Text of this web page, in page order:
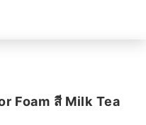
Foam สี Milk Tea